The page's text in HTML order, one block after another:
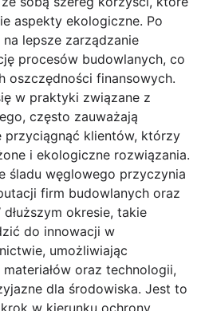
aspekty ekologiczne. Po
lepsze zarządzanie
procesów budowlanych, co
oszczędności finansowych.
w praktyki związane z
często zauważają
przyciągnąć klientów, którzy
i ekologiczne rozwiązania.
śladu węglowego przyczynia
firm budowlanych oraz
okresie, takie
do innowacji w
umożliwiając
oraz technologii,
dla środowiska. Jest to